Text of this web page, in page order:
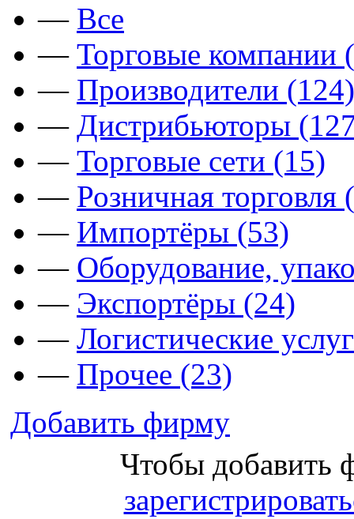
— Все
— Торговые компании
— Производители (124)
— Дистрибьюторы
— Торговые сети (15)
— Розничная торговля
— Импортёры (53)
— Оборудование,
— Экспортёры (24)
— Логистические
— Прочее (23)
Добавить фирму
Чтобы добавить